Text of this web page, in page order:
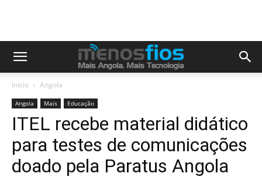
Início Angola
Angola Mais Educação
ITEL recebe material didático
para testes de comunicações
doado pela Paratus Angola